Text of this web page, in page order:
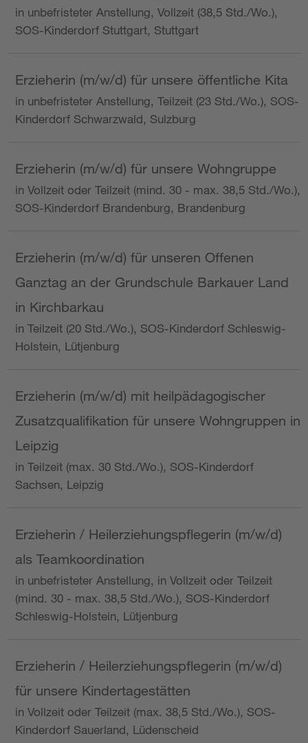
in unbefristeter Anstellung, Vollzeit (38,5 Std./Wo.),
SOS-Kinderdorf Stuttgart, Stuttgart
Erzieherin (m/w/d) für unsere öffentliche Kita
in unbefristeter Anstellung, Teilzeit (23 Std./Wo.), SOS-
Kinderdorf Schwarzwald, Sulzburg
Erzieherin (m/w/d) für unsere Wohngruppe
in Vollzeit oder Teilzeit (mind. 30 - max. 38,5 Std./Wo.),
SOS-Kinderdorf Brandenburg, Brandenburg
Erzieherin (m/w/d) für unseren Offenen
Ganztag an der Grundschule Barkauer Land
in Kirchbarkau
in Teilzeit (20 Std./Wo.), SOS-Kinderdorf Schleswig-
Holstein, Lütjenburg
Erzieherin (m/w/d) mit heilpädagogischer
Zusatzqualifikation für unsere Wohngruppen in
Leipzig
in Teilzeit (max. 30 Std./Wo.), SOS-Kinderdorf
Sachsen, Leipzig
Erzieherin / Heilerziehungspflegerin (m/w/d)
als Teamkoordination
in unbefristeter Anstellung, in Vollzeit oder Teilzeit
(mind. 30 - max. 38,5 Std./Wo.), SOS-Kinderdorf
Schleswig-Holstein, Lütjenburg
Erzieherin / Heilerziehungspflegerin (m/w/d)
für unsere Kindertagestätten
in Vollzeit oder Teilzeit (max. 38,5 Std./Wo.), SOS-
Kinderdorf Sauerland, Lüdenscheid